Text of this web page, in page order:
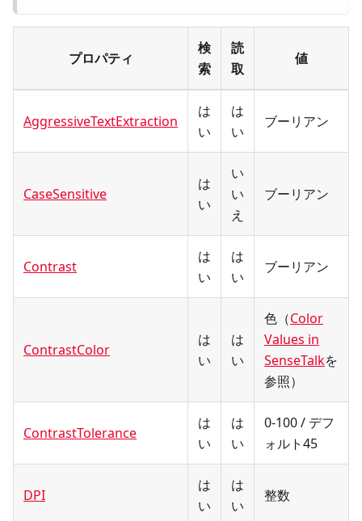
プロパティ
検
索
読
取
値
AggressiveTextExtraction
は
い
は
い
ブーリアン
CaseSensitive
は
い
い
い
え
ブーリアン
Contrast
は
い
は
い
ブーリアン
ContrastColor
は
い
は
い
色（Color
Values in
SenseTalkを
参照）
ContrastTolerance
は
い
は
い
0-100 / デフ
ォルト45
DPI
は
い
は
い
整数